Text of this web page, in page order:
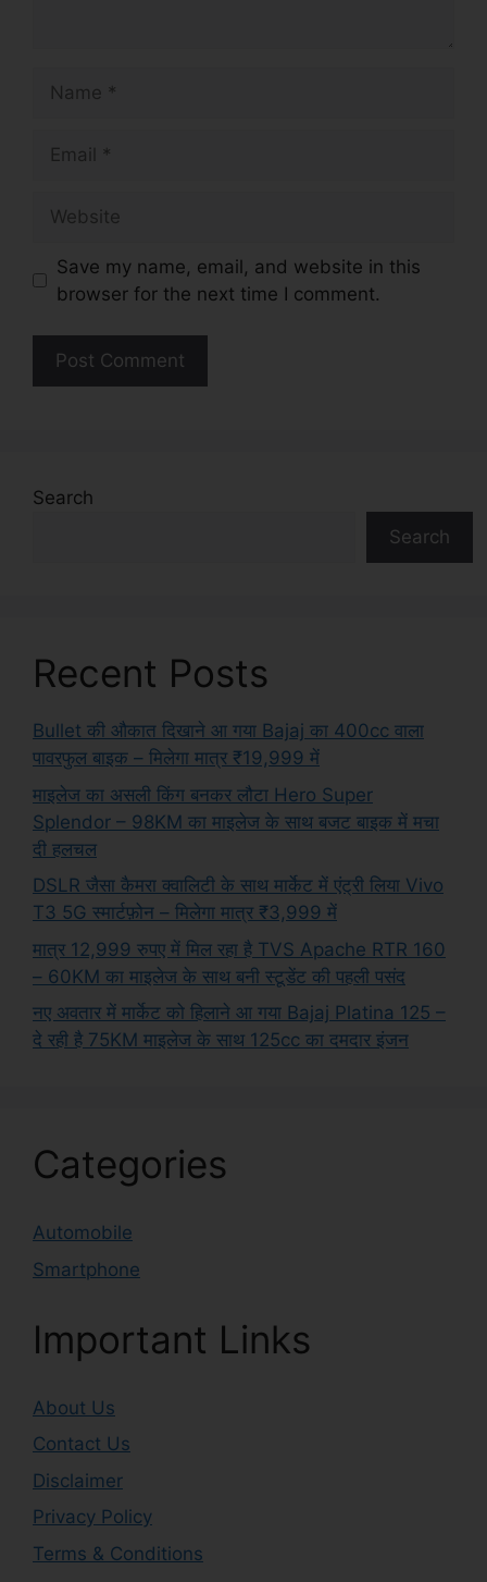
Save my name, email, and website in this
browser for the next time I comment.
Search
Search
Recent Posts
Bullet की औकात दिखाने आ गया Bajaj का 400cc वाला
पावरफुल बाइक – मिलेगा मात्र ₹19,999 में
माइलेज का असली किंग बनकर लौटा Hero Super
Splendor – 98KM का माइलेज के साथ बजट बाइक में मचा
दी हलचल
DSLR जैसा कैमरा क्वालिटी के साथ मार्केट में एंट्री लिया Vivo
T3 5G स्मार्टफ़ोन – मिलेगा मात्र ₹3,999 में
मात्र 12,999 रुपए में मिल रहा है TVS Apache RTR 160
– 60KM का माइलेज के साथ बनी स्टूडेंट की पहली पसंद
नए अवतार में मार्केट को हिलाने आ गया Bajaj Platina 125 –
दे रही है 75KM माइलेज के साथ 125cc का दमदार इंजन
Categories
Automobile
Smartphone
Important Links
About Us
Contact Us
Disclaimer
Privacy Policy
Terms & Conditions